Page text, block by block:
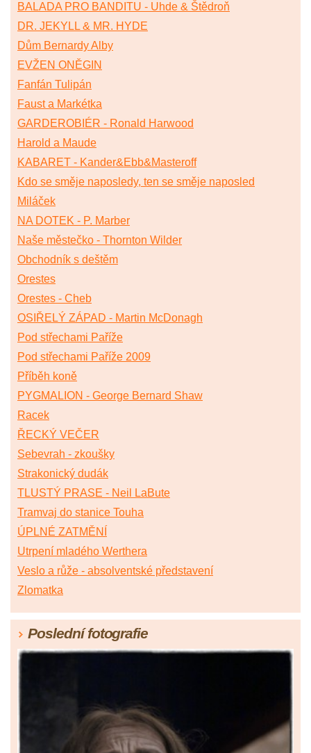
BALADA PRO BANDITU - Uhde & Štědroň
DR. JEKYLL & MR. HYDE
Dům Bernardy Alby
EVŽEN ONĚGIN
Fanfán Tulipán
Faust a Markétka
GARDEROBIÉR - Ronald Harwood
Harold a Maude
KABARET - Kander&Ebb&Masteroff
Kdo se směje naposledy, ten se směje naposled
Miláček
NA DOTEK - P. Marber
Naše městečko - Thornton Wilder
Obchodník s deštěm
Orestes
Orestes - Cheb
OSIŘELÝ ZÁPAD - Martin McDonagh
Pod střechami Paříže
Pod střechami Paříže 2009
Příběh koně
PYGMALION - George Bernard Shaw
Racek
ŘECKÝ VEČER
Sebevrah - zkoušky
Strakonický dudák
TLUSTÝ PRASE - Neil LaBute
Tramvaj do stanice Touha
ÚPLNÉ ZATMĚNÍ
Utrpení mladého Werthera
Veslo a růže - absolventské představení
Zlomatka
Poslední fotografie